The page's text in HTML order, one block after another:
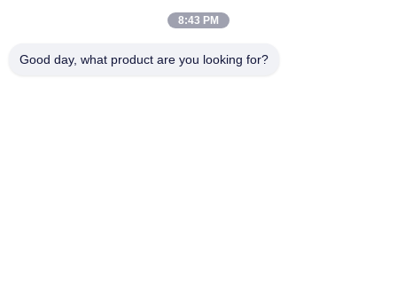
008613580404923
8:43 PM
Good day, what product are you looking for?